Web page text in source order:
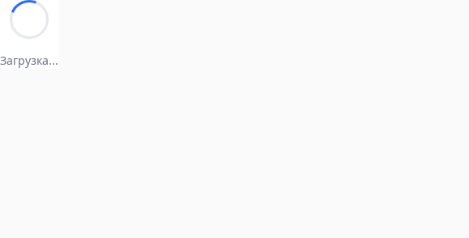
Загрузка...